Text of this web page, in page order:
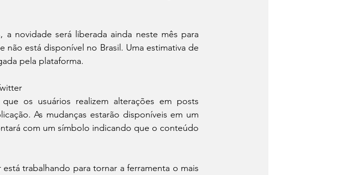
novidade será liberada ainda neste mês para
não está disponível no Brasil. Uma estimativa de
pela plataforma.
os usuários realizem alterações em posts
As mudanças estarão disponíveis em um
com um símbolo indicando que o conteúdo
trabalhando para tornar a ferramenta o mais